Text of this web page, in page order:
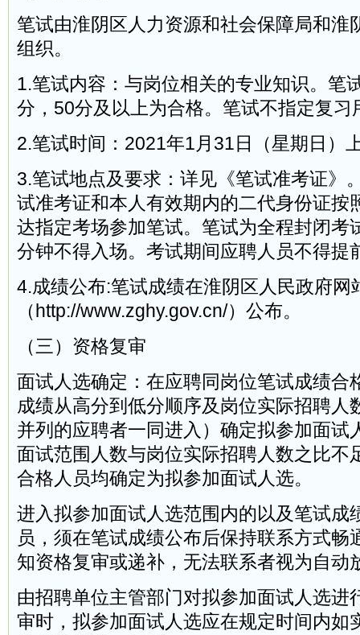
笔试由淮阴区人力资源和社会保障局和淮
组织。
1.笔试内容：与岗位相关的专业知识。笔
分，50分及以上为合格。笔试不指定复习
2.笔试时间：2021年1月31日（星期日）
3.笔试地点及要求：详见《笔试准考证》
试准考证和本人有效期内的二代身份证按
达指定考场参加笔试。笔试为全程封闭考
分钟不得入场。考试期间应聘人员不得提
4.成绩公布:笔试成绩在淮阴区人民政府网
（http://www.zghy.gov.cn/）公布。
（三）资格复审
面试人选确定：在应聘同岗位笔试成绩合
成绩从高分到低分顺序及岗位实际招聘人
并列的应聘者一同进入）确定拟参加面试
面试范围人数与岗位实际招聘人数之比不
合格人员均确定为拟参加面试人选。
进入拟参加面试人选范围内的以及笔试成
员，须在笔试成绩公布后保持联系方式畅
知资格复审或递补，无法联系者视为自动
由招聘单位主管部门对拟参加面试人选进
审时，拟参加面试人选应在规定时间内如